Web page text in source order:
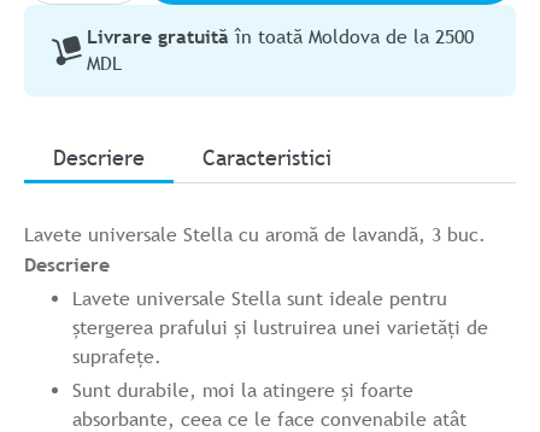
Livrare gratuită în toată Moldova de la 2500
MDL
Descriere Caracteristici
Lavete universale Stella cu aromă de lavandă, 3 buc.
Descriere
Lavete universale Stella sunt ideale pentru
ștergerea prafului și lustruirea unei varietăți de
suprafețe.
Sunt durabile, moi la atingere și foarte
absorbante, ceea ce le face convenabile atât